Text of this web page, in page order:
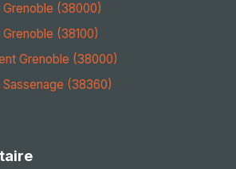
(38000)
(38100)
Grenoble (38000)
(38360)